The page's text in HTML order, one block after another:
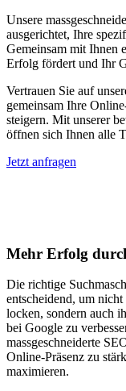
Unsere
ausgerichtet, Ihre
Gemeinsam mit Ihnen
Erfolg fördert und Ihr
Vertrauen Sie auf
gemeinsam Ihre
steigern. Mit unserer
öffnen sich Ihnen alle
Jetzt anfragen
Mehr Erfolg
Die richtige
entscheidend, um
locken, sondern auch
bei Google zu
massgeschneiderte
Online-Präsenz zu
maximieren.